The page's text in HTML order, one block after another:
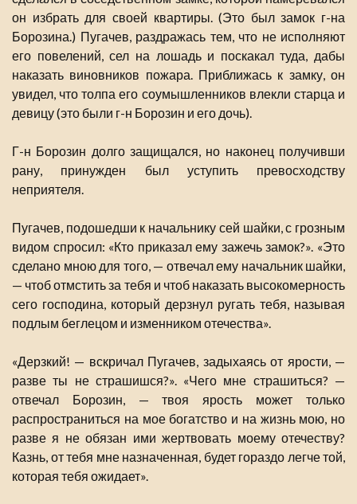
он избрать для своей квартиры. (Это был замок г-на
Борозина.) Пугачев, раздражась тем, что не исполняют
его повелений, сел на лошадь и поскакал туда, дабы
наказать виновников пожара. Приближась к замку, он
увидел, что толпа его соумышленников влекли старца и
девицу (это были г-н Борозин и его дочь).
Г-н Борозин долго защищался, но наконец получивши
рану, принужден был уступить превосходству
неприятеля.
Пугачев, подошедши к начальнику сей шайки, с грозным
видом спросил: «Кто приказал ему зажечь замок?». «Это
сделано мною для того, — отвечал ему начальник шайки,
— чтоб отмстить за тебя и чтоб наказать высокомерность
сего господина, который дерзнул ругать тебя, называя
подлым беглецом и изменником отечества».
«Дерзкий! — вскричал Пугачев, задыхаясь от ярости, —
разве ты не страшишся?». «Чего мне страшиться? —
отвечал Борозин, — твоя ярость может только
распространиться на мое богатство и на жизнь мою, но
разве я не обязан ими жертвовать моему отечеству?
Казнь, от тебя мне назначенная, будет гораздо легче той,
которая тебя ожидает».